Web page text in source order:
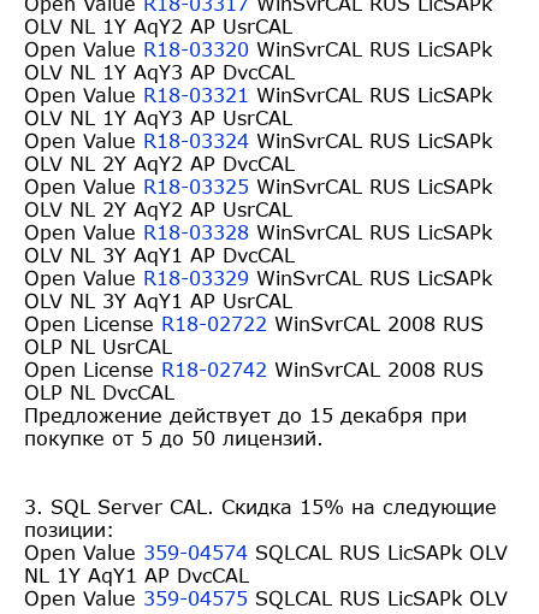
OLV NL 1Y AqY2 AP UsrCAL
Open Value R18-03320 WinSvrCAL RUS LicSAPk
OLV NL 1Y AqY3 AP DvcCAL
Open Value R18-03321 WinSvrCAL RUS LicSAPk
OLV NL 1Y AqY3 AP UsrCAL
Open Value R18-03324 WinSvrCAL RUS LicSAPk
OLV NL 2Y AqY2 AP DvcCAL
Open Value R18-03325 WinSvrCAL RUS LicSAPk
OLV NL 2Y AqY2 AP UsrCAL
Open Value R18-03328 WinSvrCAL RUS LicSAPk
OLV NL 3Y AqY1 AP DvcCAL
Open Value R18-03329 WinSvrCAL RUS LicSAPk
OLV NL 3Y AqY1 AP UsrCAL
Open License R18-02722 WinSvrCAL 2008 RUS
OLP NL UsrCAL
Open License R18-02742 WinSvrCAL 2008 RUS
OLP NL DvcCAL
Предложение действует до 15 декабря при
покупке от 5 до 50 лицензий.
3. SQL Server CAL. Скидка 15% на следующие
позиции:
Open Value 359-04574 SQLCAL RUS LicSAPk OLV
NL 1Y AqY1 AP DvcCAL
Open Value 359-04575 SQLCAL RUS LicSAPk OLV